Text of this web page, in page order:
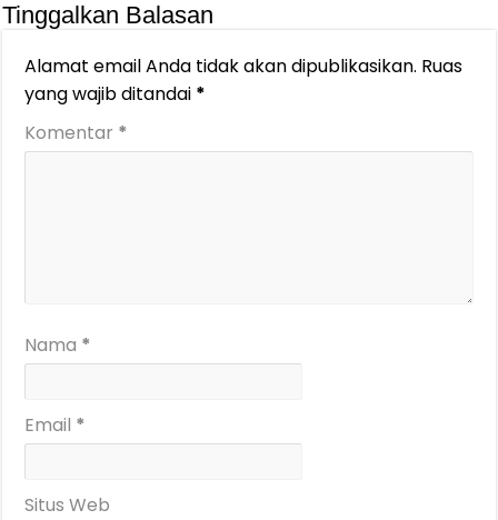
Tinggalkan Balasan
Alamat email Anda tidak akan dipublikasikan. Ruas
yang wajib ditandai *
Komentar *
Nama *
Email *
Situs Web